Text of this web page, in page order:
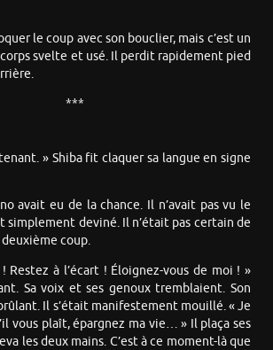
le coup avec son bouclier, mais c’est un
svelte et usé. Il perdit rapidement pied
***
» Shiba fit claquer sa langue en signe
avait eu de la chance. Il n’avait pas vu le
simplement deviné. Il n’était pas certain de
coup.
Restez à l’écart ! Éloignez-vous de moi ! »
Sa voix et ses genoux tremblaient. Son
Il s’était manifestement mouillé. « Je
vous plaît, épargnez ma vie… » Il plaça ses
les deux mains. C’est à ce moment-là que